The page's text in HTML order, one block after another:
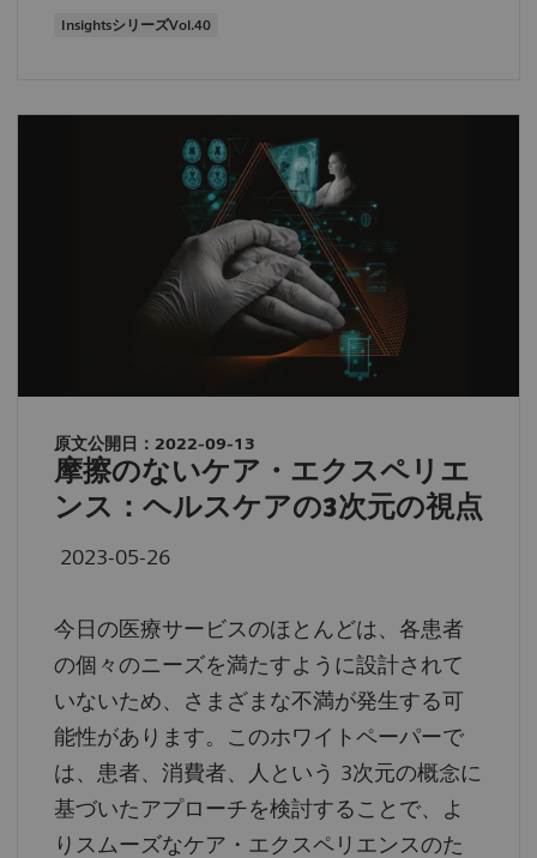
InsightsシリーズVol.40
原文公開日：2022-09-13
摩擦のないケア・エクスペリエ
ンス：ヘルスケアの3次元の視点
2023-05-26
今日の医療サービスのほとんどは、各患者
の個々のニーズを満たすように設計されて
いないため、さまざまな不満が発生する可
能性があります。このホワイトペーパーで
は、患者、消費者、人という 3次元の概念に
基づいたアプローチを検討することで、よ
りスムーズなケア・エクスペリエンスのた